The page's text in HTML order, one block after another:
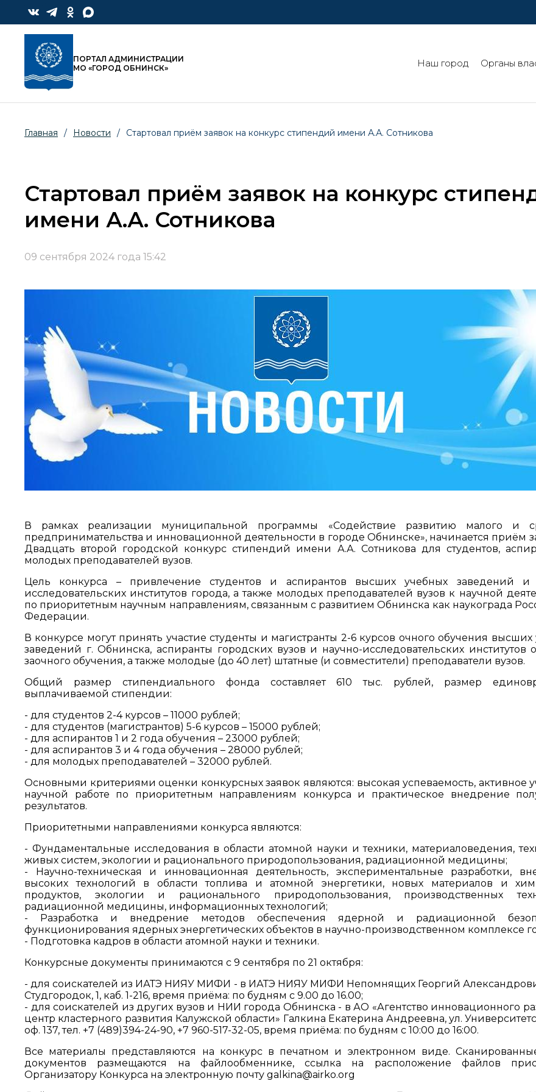
ПОРТАЛ АДМИНИСТРАЦИИ
МО «ГОРОД ОБНИНСК»
Наш город Органы
Главная / Новости / Стартовал приём заявок на конкурс стипендий имени А.А. Сотникова
Стартовал приём заявок на конкурс
имени А.А. Сотникова
09 сентября 2024 года 15:42
В рамках реализации муниципальной программы «Содействие развитию малого и
предпринимательства и инновационной деятельности в городе Обнинске», начинается приём
Двадцать второй городской конкурс стипендий имени А.А. Сотникова для студентов,
молодых преподавателей вузов.
Цель конкурса – привлечение студентов и аспирантов высших учебных заведений и
исследовательских институтов города, а также молодых преподавателей вузов к научной
по приоритетным научным направлениям, связанным с развитием Обнинска как наукограда
Федерации.
В конкурсе могут принять участие студенты и магистранты 2-6 курсов очного обучения высших
заведений г. Обнинска, аспиранты городских вузов и научно-исследовательских институтов
заочного обучения, а также молодые (до 40 лет) штатные (и совместители) преподаватели вузов.
Общий размер стипендиального фонда составляет 610 тыс. рублей, размер
выплачиваемой стипендии:
- для студентов 2-4 курсов – 11000 рублей;
- для студентов (магистрантов) 5-6 курсов – 15000 рублей;
- для аспирантов 1 и 2 года обучения – 23000 рублей;
- для аспирантов 3 и 4 года обучения – 28000 рублей;
- для молодых преподавателей – 32000 рублей.
Основными критериями оценки конкурсных заявок являются: высокая успеваемость, активное
научной работе по приоритетным направлениям конкурса и практическое внедрение
результатов.
Приоритетными направлениями конкурса являются:
- Фундаментальные исследования в области атомной науки и техники, материаловедения,
живых систем, экологии и рационального природопользования, радиационной медицины;
- Научно-техническая и инновационная деятельность, экспериментальные разработки,
высоких технологий в области топлива и атомной энергетики, новых материалов и
продуктов, экологии и рационального природопользования, производственных
радиационной медицины, информационных технологий;
- Разработка и внедрение методов обеспечения ядерной и радиационной
функционирования ядерных энергетических объектов в научно-производственном комплексе
- Подготовка кадров в области атомной науки и техники.
Конкурсные документы принимаются с 9 сентября по 21 октября:
- для соискателей из ИАТЭ НИЯУ МИФИ - в ИАТЭ НИЯУ МИФИ Непомнящих Георгий
Студгородок, 1, каб. 1-216, время приёма: по будням с 9.00 до 16.00;
- для соискателей из других вузов и НИИ города Обнинска - в АО «Агентство инновационного
центр кластерного развития Калужской области» Галкина Екатерина Андреевна, ул.
оф. 137, тел. +7 (489)394-24-90, +7 960-517-32-05, время приёма: по будням с 10:00 до 16:00.
Все материалы представляются на конкурс в печатном и электронном виде.
документов размещаются на файлообменнике, ссылка на расположение файлов
Организатору Конкурса на электронную почту galkina@airko.org